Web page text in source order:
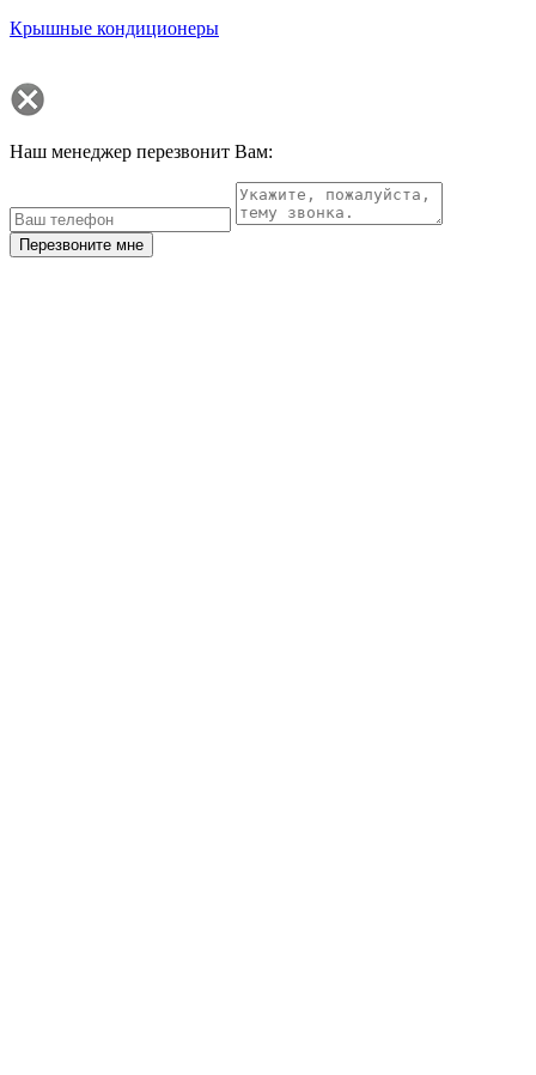
Крышные кондиционеры
Наш менеджер перезвонит Вам:
Перезвоните мне